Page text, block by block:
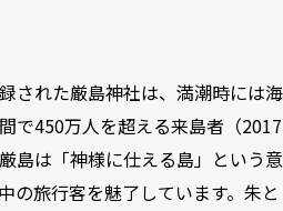
された厳島神社は、満潮時には海
で450万人を超える来島者（2017
島は「神様に仕える島」という意
の旅行客を魅了しています。朱と